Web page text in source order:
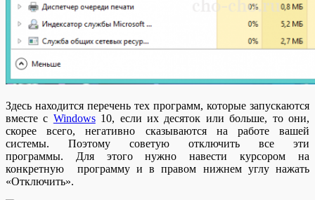
Здесь находится перечень тех программ, которые запускаются
вместе с Windows10, если их десяток или больше, то они,
скорее всего, негативно сказываются на работе вашей
системы. Поэтому советую отключить все эти
программы. Для этого нужно навести курсором на
конкретную программу и в правом нижнем углу нажать
«Отключить».